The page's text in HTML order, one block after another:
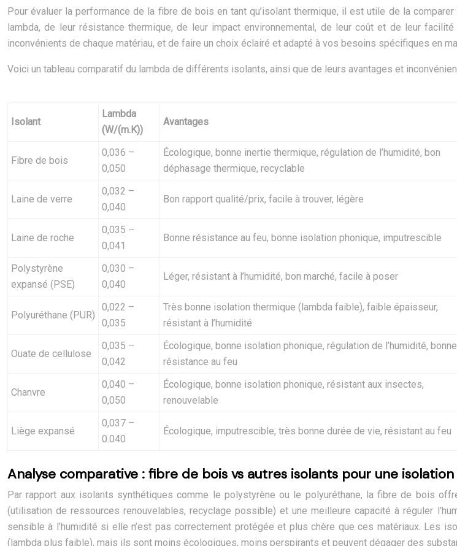
Pour évaluer la performance de la fibre de bois en tant qu’isolant thermique, il est utile de la
lambda, de leur résistance thermique, de leur impact environnemental, de leur coût et de leur
inconvénients de chaque matériau, et de faire un choix éclairé et adapté à vos besoins spécifiques en
Voici un tableau comparatif du lambda de différents isolants, ainsi que de leurs avantages et
Isolant
Lambda
(W/(m.K))
Avantages
Fibre de bois
0,036 –
0,050
Écologique, bonne inertie thermique, régulation de l’humidité, bon
déphasage thermique, recyclable
Laine de verre
0,032 –
0,040
Bon rapport qualité/prix, facile à trouver, légère
Laine de roche
0,035 –
0,041
Bonne résistance au feu, bonne isolation phonique, imputrescible
Polystyrène
expansé (PSE)
0,030 –
0,040
Léger, résistant à l’humidité, bon marché, facile à poser
Polyuréthane (PUR)
0,022 –
0,035
Très bonne isolation thermique (lambda faible), faible épaisseur,
résistant à l’humidité
Ouate de cellulose
0,035 –
0,042
Écologique, bonne isolation phonique, régulation de l’humidité, bonne
résistance au feu
Chanvre
0,040 –
0,050
Écologique, bonne isolation phonique, résistant aux insectes,
renouvelable
Liège expansé
0,037 –
0.040
Écologique, imputrescible, très bonne durée de vie, résistant au feu
Analyse comparative : fibre de bois vs autres isolants pour une
Par rapport aux isolants synthétiques comme le polystyrène ou le polyuréthane, la fibre de bois
(utilisation de ressources renouvelables, recyclage possible) et une meilleure capacité à réguler
sensible à l’humidité si elle n’est pas correctement protégée et plus chère que ces matériaux. Les
(lambda plus faible), mais ils sont moins écologiques, moins perspirants et peuvent dégager des